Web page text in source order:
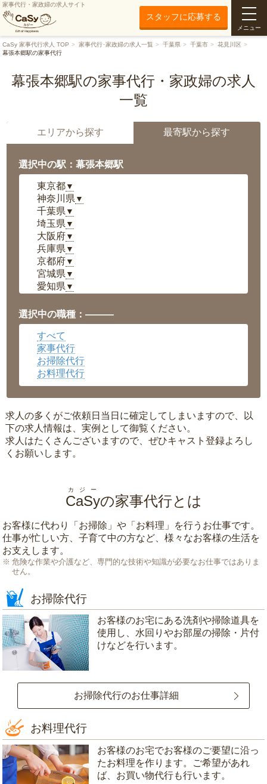
家事代行・家政婦の求人サイト
スタッフに応募する
メニュー
CaSy 家事代行求人 TOP 家事代行･家政婦の求人一覧 千葉県 千葉市
花見川区
幕張本郷駅の家事代行
幕張本郷駅の家事代行・家政婦の求人
一覧
エリアから探す 最寄駅から探す
選択中の駅：幕張本郷駅
東京都▼
神奈川県 ▼
千葉県 ▼
埼玉県 ▼
大阪府▼
兵庫県 ▼
京都府▼
宮城県 ▼
愛知県 ▼
岡山県▼
広島県▼
沖縄県
選択中の職種：———
すべて
家事代行
お掃除代行
お料理代行
求人の多くがご依頼日当日に確定してしまいますので、以
下の求人情報は、実例として御覧ください。
求人はたくさんございますので、ぜひキャスト登録よろし
くお願いします。
CaSy
カジー
の家事代行とは
お客様に代わり「 お掃除 」や「 お料理 」を行うお仕事です。
仕事が忙しい方、子育て中の方など、様々なお客様の生活を
お支えします。
危険な作業や介護など、専門的な技術や知識が必要なお仕事ではありま
せん。
お掃除代行
お客様のお宅にある洗剤や掃除道具を
使用し、水回りやお部屋の掃除・片付
けなどを行います。
お掃除代行のお仕事詳細
お料理代行
お客様のお宅でお客様のご要望に沿っ
たお料理を作ります。ご希望があれ
ば、お買い物代行も行います。